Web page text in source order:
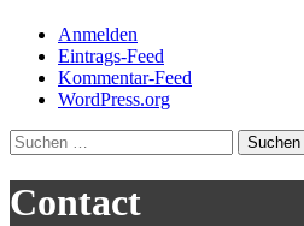
Anmelden
Eintrags-Feed
Kommentar-Feed
WordPress.org
Suchen
nach:
Contact